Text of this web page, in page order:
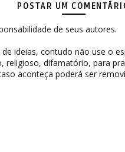
POSTAR UM
de seus autores.
ideias, contudo não use o
religioso, difamatório, para
aconteça poderá ser